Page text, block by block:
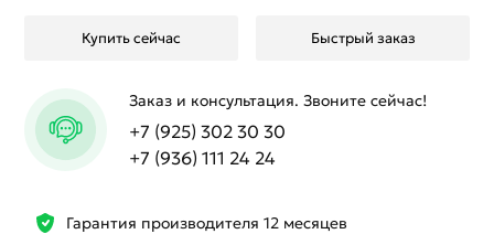
Гарантия производителя 12 месяцев
Купить сейчас Быстрый заказ
Заказ и консультация. Звоните сейчас!
+7 (925) 302 30 30
+7 (936) 111 24 24